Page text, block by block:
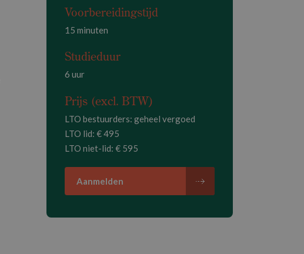
Voorbereidingstijd
15 minuten
Studieduur
6 uur
Prijs (excl. BTW)
LTO bestuurders: geheel vergoed
LTO lid: € 495
LTO niet-lid: € 595
Aanmelden